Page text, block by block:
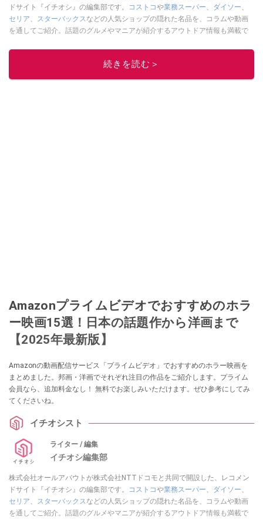
ドサイト『イチオシ』の編集部です。
コストコや業務スーパー、 ダイソー、
セリア、 スターバックスなどの人気ショップの隠れた名品を、コラムや動画
を通してご紹介。話題のグルメやマニアが紹介するアウトドア情報も満載で
レビューしています。毎日トレンド情報をお届けしているので、ぜひ
してください！続きを読む＞
Amazonプライムビデオでおすすめのホラ
ー映画15選！日本の話題作から洋画まで
【2025年最新版】
Amazonの動画配信サービス「プライムビデオ」でおすすめのホラー映画を
まとめました。邦画・洋画でそれぞれ注目の作品をご紹介します。プライム
会員なら、追加料金なし！ 無料でお楽しみいただけます。ぜひ参考にしてみ
てくださいね。
イチオシスト
ライター / 編集
イチオシ編集部
株式会社オールアバウトが株式会社NTTドコモと共同で開設した、レコメン
ドサイト『イチオシ』の編集部です。
コストコや業務スーパー、 ダイソー、
セリア、 スターバックスなどの人気ショップの隠れた名品を、コラムや動画
を通してご紹介。話題のグルメやマニアが紹介するアウトドア情報も満載で